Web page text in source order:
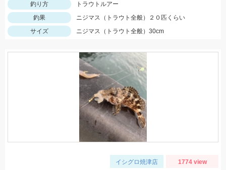
釣り方
トラウトルアー
釣果
ニジマス（トラウト全般）２０匹くらい
サイズ
ニジマス（トラウト全般）30cm
イシグロ焼津店 1774 view